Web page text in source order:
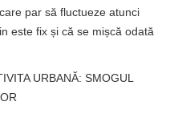
par să fluctueze atunci
este fix și că se mișcă odată
URBANĂ: SMOGUL